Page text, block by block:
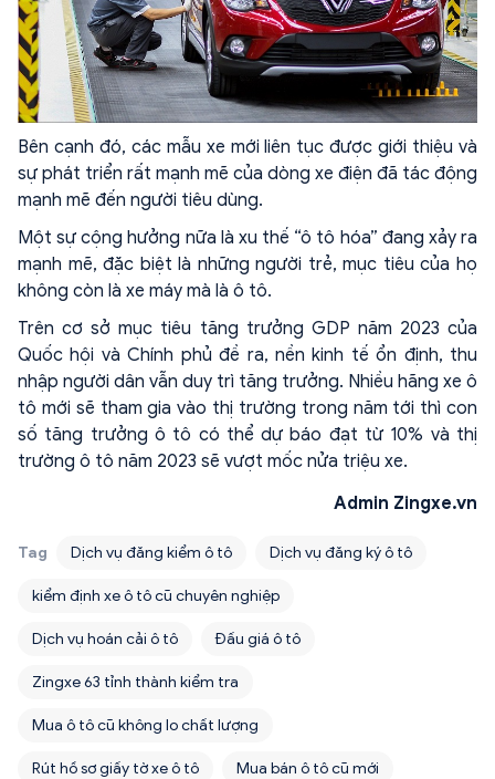
Bên cạnh đó, các mẫu xe mới liên tục được giới thiệu và
sự phát triển rất mạnh mẽ của dòng xe điện đã tác động
mạnh mẽ đến người tiêu dùng.
Một sự cộng hưởng nữa là xu thế “ô tô hóa” đang xảy ra
mạnh mẽ, đặc biệt là những người trẻ, mục tiêu của họ
không còn là xe máy mà là ô tô.
Trên cơ sở mục tiêu tăng trưởng GDP năm 2023 của
Quốc hội và Chính phủ đề ra, nền kinh tế ổn định, thu
nhập người dân vẫn duy trì tăng trưởng. Nhiều hãng xe ô
tô mới sẽ tham gia vào thị trường trong năm tới thì con
số tăng trưởng ô tô có thể dự báo đạt từ 10% và thị
trường ô tô năm 2023 sẽ vượt mốc nửa triệu xe.
Admin Zingxe.vn
Tag Dịch vụ đăng kiểm ô tô Dịch vụ đăng ký ô tô
kiểm định xe ô tô cũ chuyên nghiệp
Dịch vụ hoán cải ô tô Đấu giá ô tô
Zingxe 63 tỉnh thành kiểm tra
Mua ô tô cũ không lo chất lượng
Rút hồ sơ giấy tờ xe ô tô Mua bán ô tô cũ mới